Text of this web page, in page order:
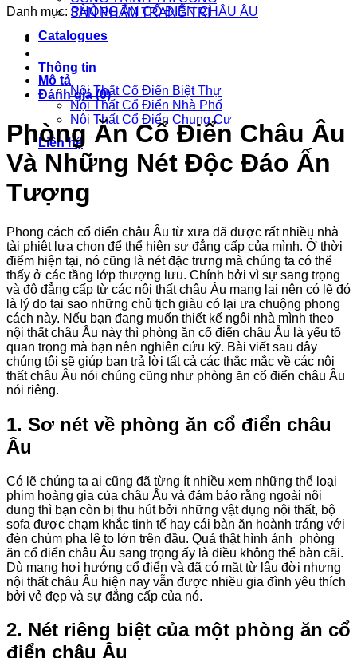
SẢN PHẨM TRANG TRÍ
Catalogues
Thông tin
Nội Thất Cổ Điển Biệt Thự
Nội Thất Cổ Điển Nhà Phố
Nội Thất Cổ Điển Chung Cư
Liên hệ
Danh mục: PHÒNG ĂN CỔ ĐIỂN CHÂU ÂU
Mô tả
Đánh giá (0)
Phòng Ăn Cổ Điển Châu Âu
Và Những Nét Độc Đáo Ấn
Tượng
Phong cách cổ điển châu Âu từ xưa đã được rất nhiều nhà
tài phiệt lựa chọn để thể hiện sự đẳng cấp của mình. Ở thời
điểm hiện tại, nó cũng là nét đặc trưng mà chúng ta có thể
thấy ở các tầng lớp thượng lưu. Chính bởi vì sự sang trọng
và độ đẳng cấp từ các nội thất châu Âu mang lại nên có lẽ đó
là lý do tại sao những chủ tịch giàu có lại ưa chuộng phong
cách này. Nếu bạn đang muốn thiết kế ngôi nhà mình theo
nội thất châu Âu này thì phòng ăn cổ điển châu Âu là yếu tố
quan trọng mà bạn nên nghiên cứu kỹ. Bài viết sau đây
chúng tôi sẽ giúp bạn trả lời tất cả các thắc mắc về các nội
thất châu Âu nói chúng cũng như phòng ăn cổ điển châu Âu
nói riêng.
1. Sơ nét về phòng ăn cổ điển châu
Âu
Có lẽ chúng ta ai cũng đã từng ít nhiều xem những thể loại
phim hoàng gia của châu Âu và đảm bảo rằng ngoài nội
dung thì bạn còn bị thu hút bởi những vật dụng nội thất, bộ
sofa được chạm khắc tinh tế hay cái bàn ăn hoành tráng với
đèn chùm pha lê to lớn trên đầu. Quả thật hình ảnh phòng
ăn cổ điển châu Âu sang trọng ấy là điều không thể bàn cãi.
Dù mang hơi hướng cổ điển và đã có mặt từ lâu đời nhưng
nội thất châu Âu hiện nay vẫn được nhiều gia đình yêu thích
bởi vẻ đẹp và sự đẳng cấp của nó.
2. Nét riêng biệt của một phòng ăn cổ
điển châu Âu